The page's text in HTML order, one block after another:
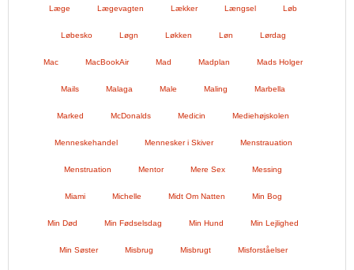
Læge Lægevagten Lækker Længsel Løb
Løbesko Løgn Løkken Løn Lørdag
Mac MacBookAir Mad Madplan Mads Holger
Mails Malaga Male Maling Marbella
Marked McDonalds Medicin Mediehøjskolen
Menneskehandel Mennesker i Skiver Menstrauation
Menstruation Mentor Mere Sex Messing
Miami Michelle Midt Om Natten Min Bog
Min Død Min Fødselsdag Min Hund Min Lejlighed
Min Søster Misbrug Misbrugt Misforståelser